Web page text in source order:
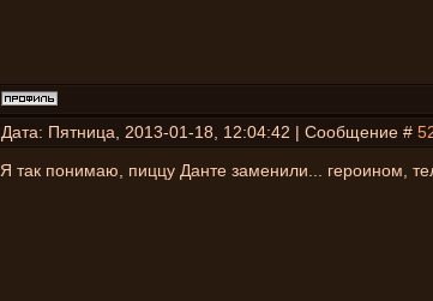
Дата: Пятница, 2013-01-18, 12:04:42 | Сообщение #
Я так понимаю, пиццу Данте заменили... героином,